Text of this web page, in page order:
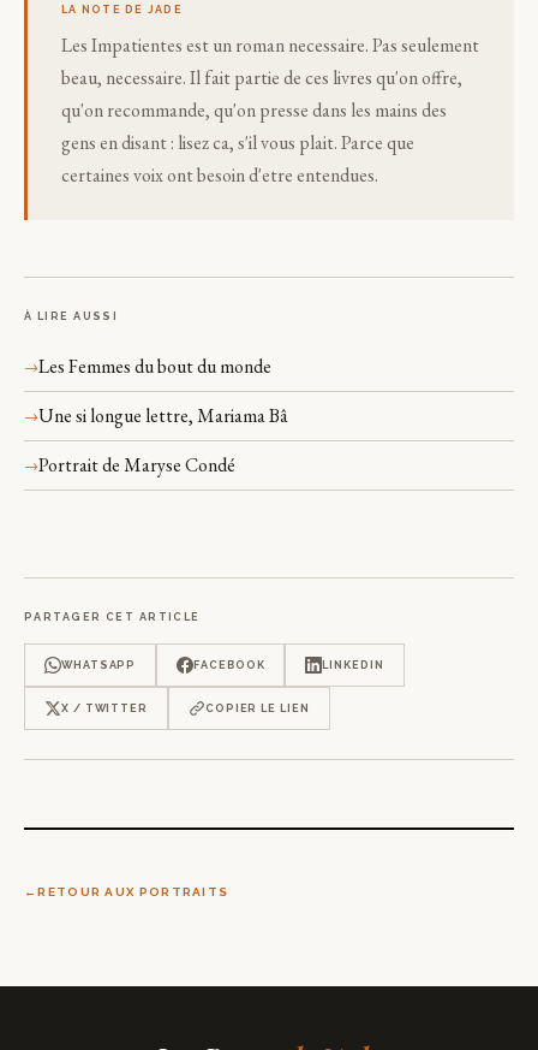
LA NOTE DE JADE
Les Impatientes est un roman necessaire. Pas seulement
beau, necessaire. Il fait partie de ces livres qu'on offre,
qu'on recommande, qu'on presse dans les mains des
gens en disant : lisez ca, s'il vous plait. Parce que
certaines voix ont besoin d'etre entendues.
À LIRE AUSSI
Les Femmes du bout du monde
Une si longue lettre, Mariama Bâ
Portrait de Maryse Condé
PARTAGER CET ARTICLE
WHATSAPP FACEBOOK LINKEDIN
X / TWITTER COPIER LE LIEN
RETOUR AUX PORTRAITS